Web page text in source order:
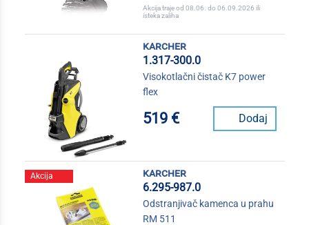
Akcija traje od 08.06. do 06.09.2026 ili
isteka zaliha
karcher
1.317-300.0
Visokotlačni čistač K7 power
flex
519 € Dodaj
Akcija
karcher
6.295-987.0
Odstranjivač kamenca u prahu
RM 511